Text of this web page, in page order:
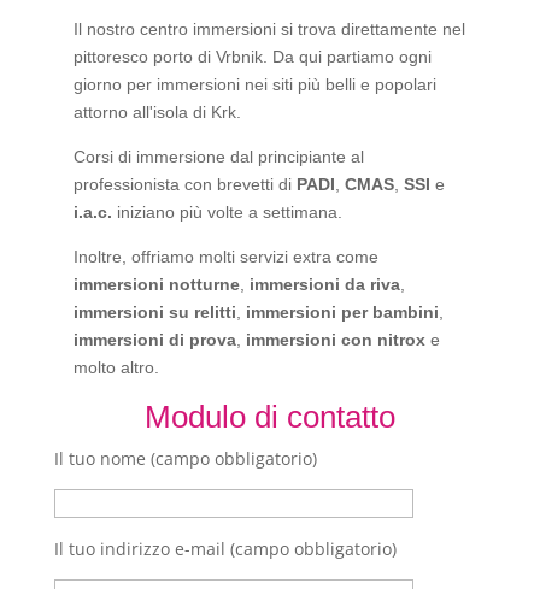
Il nostro centro immersioni si trova direttamente nel
pittoresco porto di Vrbnik. Da qui partiamo ogni
giorno per immersioni nei siti più belli e popolari
attorno all'isola di Krk.
Corsi di immersione dal principiante al
professionista con brevetti di PADI CMAS, SSI e
i.a.c. iniziano più volte a settimana.
Inoltre, offriamo molti servizi extra come
immersioni notturne, immersioni da riva,
immersioni su relitti
immersioni per bambini
immersioni di prova, immersioni con nitroxe
molto altro.
Modulo di contatto
Il tuo nome (campo obbligatorio)
Il tuo indirizzo e-mail (campo obbligatorio)